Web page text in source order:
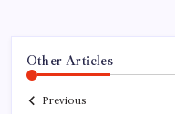
Other Articles
Previous